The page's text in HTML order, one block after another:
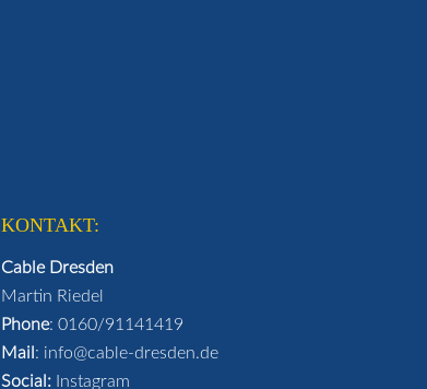
KONTAKT:
Cable Dresden
Martin Riedel
Phone: 0160/91141419
Mail : info@cable-dresden.de
Social: Instagram